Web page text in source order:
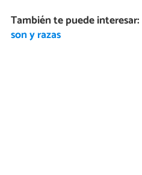
También te puede interesar:
son y razas